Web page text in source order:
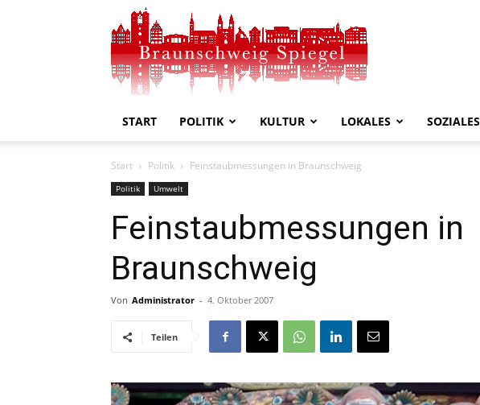
Spiegel
START POLITIK KULTUR LOKALES SOZIALES
Start Politik Feinstaubmessungen in Braunschweig
Politik Umwelt
Feinstaubmessungen in
Braunschweig
Von Administrator - 4. Oktober 2007
Teilen